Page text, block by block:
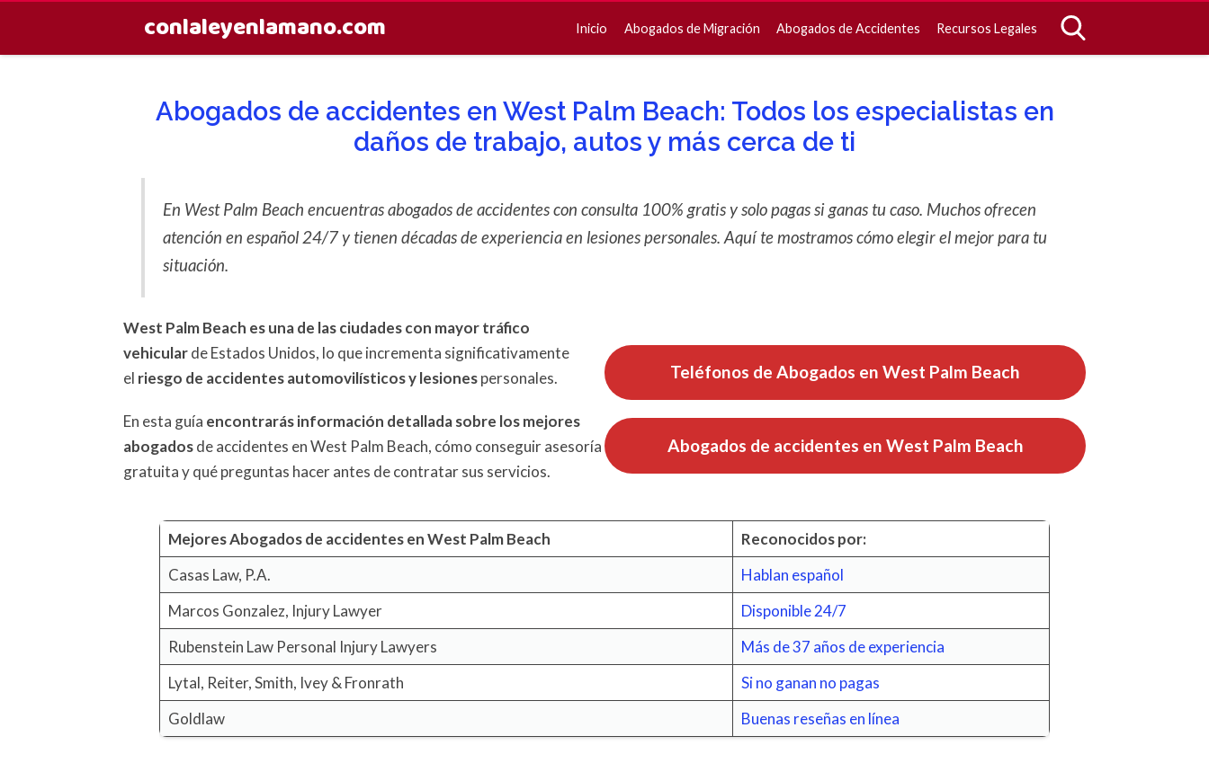
conlaleyenlamano.com Inicio Abogados de Migración Abogados de Accidentes Recursos Legales
Abogados de accidentes en West Palm Beach: Todos los especialistas en
daños de trabajo, autos y más cerca de ti
En West Palm Beach encuentras abogados de accidentes con consulta 100% gratis y solo pagas si ganas tu caso. Muchos ofrecen
atención en español 24/7 y tienen décadas de experiencia en lesiones personales. Aquí te mostramos cómo elegir el mejor para tu
situación.
West Palm Beach es una de las ciudades con mayor tráfico
vehicularde Estados Unidos, lo que incrementa significativamente
el riesgo de accidentes automovilísticos y lesionespersonales.
En esta guía encontrarás información detallada sobre los mejores
abogadosde accidentes en West Palm Beach, cómo conseguir asesoría
gratuita y qué preguntas hacer antes de contratar sus servicios.
Teléfonos de Abogados en West Palm Beach
Abogados de accidentes en West Palm Beach
Mejores Abogados de accidentesen West Palm Beach
Reconocidos por:
Casas Law, P.A.
Hablan español
Marcos Gonzalez, Injury Lawyer
Disponible 24/7
Rubenstein Law Personal Injury Lawyers
Más de 37 años de experiencia
Lytal, Reiter, Smith, Ivey & Fronrath
Si no ganan no pagas
Goldlaw
Buenas reseñas en línea